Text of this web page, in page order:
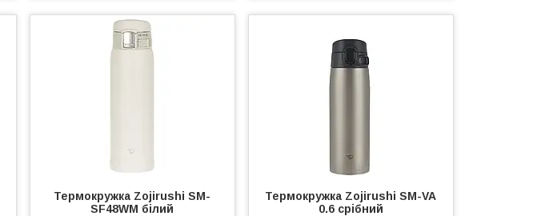
Термокружка Zojirushi SM-
SF48WM білий
Термокружка Zojirushi SM-VA
0.6 срібний